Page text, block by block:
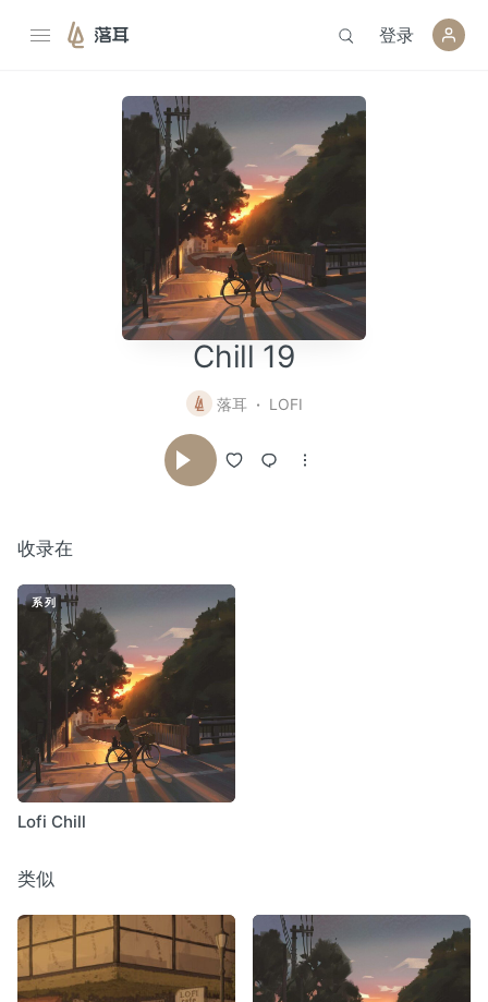
落耳 登录
Chill 19
落耳 LOFI
收录在
系列
Lofi Chill
类似